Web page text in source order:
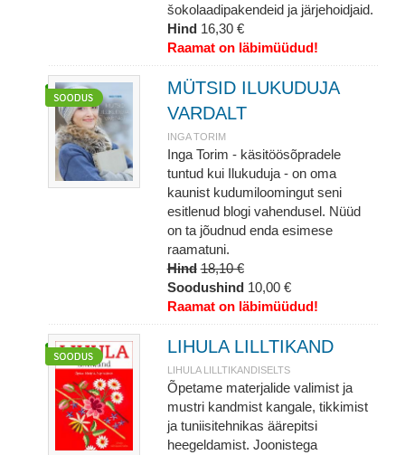
šokolaadipakendeid ja järjehoidjaid.
Hind 16,30 €
Raamat on läbimüüdud!
MÜTSID ILUKUDUJA
VARDALT
INGA TORIM
Inga Torim - käsitöösõpradele
tuntud kui Ilukuduja - on oma
kaunist kudumiloomingut seni
esitlenud blogi vahendusel. Nüüd
on ta jõudnud enda esimese
raamatuni.
Hind 18,10 €
Soodushind 10,00 €
Raamat on läbimüüdud!
LIHULA LILLTIKAND
LIHULA LILLTIKANDISELTS
Õpetame materjalide valimist ja
mustri kandmist kangale, tikkimist
ja tuniisitehnikas äärepitsi
heegeldamist. Joonistega